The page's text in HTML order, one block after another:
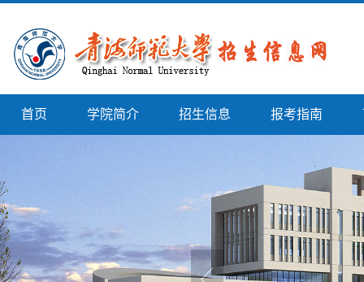
首页 学院简介 招生信息 报考指南